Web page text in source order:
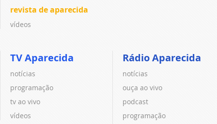
revista de aparecida
vídeos
TV Aparecida
notícias
programação
tv ao vivo
vídeos
Rádio Aparecida
notícias
ouça ao vivo
podcast
programação